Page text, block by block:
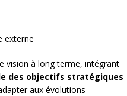
externe
vision à long terme, intégrant
des objectifs stratégiques
aux évolutions